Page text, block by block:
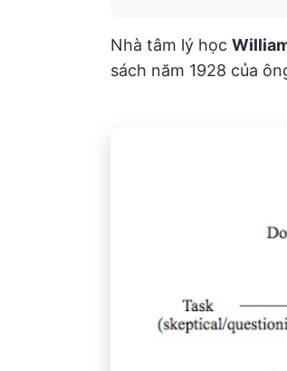
Nhà tâm lý học
sách năm 1928 của